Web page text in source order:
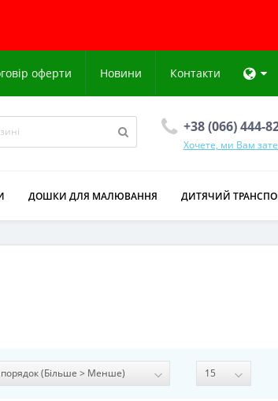
оферти Новини Контакти
+38 (066) 444-
Хочете, ми Вам
ДОШКИ ДЛЯ МАЛЮВАННЯ ДИТЯЧИЙ